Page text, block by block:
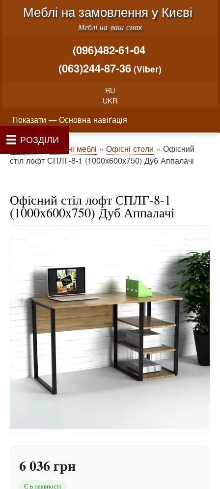
Перейти до основного
Меню облікового запису користувача
Меблі на замовлення у Києві
Меблі на ваш смак
(096)482-61-04
(063)244-87-36 (Viber)
RU
UKR
Основна навіґація
Показати — Основна навіґація
Головна
Як проводиться замовлення меблів
Про нас
Матеріали та фурнітура
Вартість виготовлення меблів
Контакти
Фотогалерея
Рядок навіґації
Головна Офісні меблі Офісні столи
Офісний
стіл лофт СПЛГ-8-1 (1000x600x750) Дуб Аппалачі
Офісний стіл лофт СПЛГ-8-1
(1000x600x750) Дуб Аппалачі
6 036 грн
Є в наявності
РОЗДІЛИ